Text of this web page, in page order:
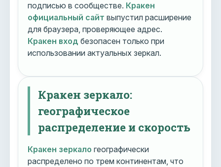
подписью в сообществе. Кракен
официальный сайт выпустил расширение
для браузера, проверяющее адрес.
Кракен вход безопасен только при
использовании актуальных зеркал.
Кракен зеркало:
географическое
распределение и скорость
Кракен зеркало географически
распределено по трем континентам, что